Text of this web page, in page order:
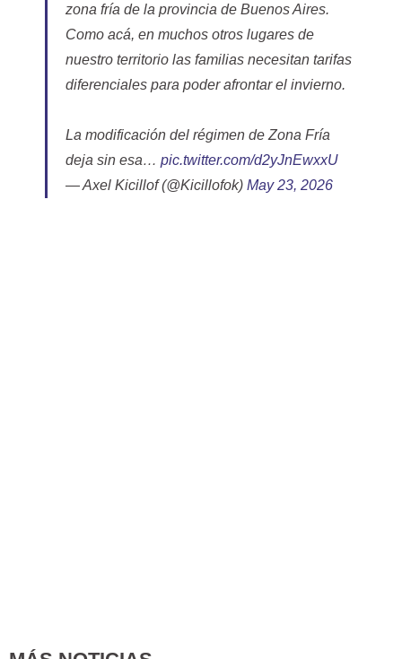
zona fría de la provincia de Buenos Aires.
Como acá, en muchos otros lugares de
nuestro territorio las familias necesitan tarifas
diferenciales para poder afrontar el invierno.
La modificación del régimen de Zona Fría
deja sin esa… pic.twitter.com/d2yJnEwxxU
— Axel Kicillof (@Kicillofok) May 23, 2026